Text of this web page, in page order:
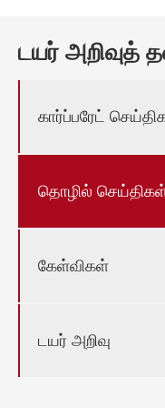
டயர் அறிவுத்
கார்ப்பரேட்
தொழில்
கேள்விகள்
டயர் அறிவு